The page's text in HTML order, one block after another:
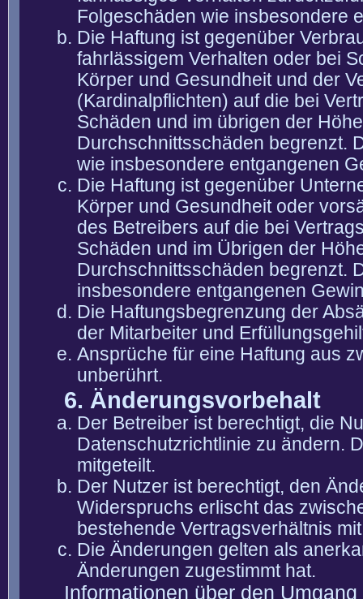
Folgeschäden wie insbesondere
Die Haftung ist gegenüber
fahrlässigem Verhalten oder bei
Körper und Gesundheit und der
(Kardinalpflichten) auf die bei
Schäden und im übrigen der
Durchschnittsschäden begrenzt.
wie insbesondere entgangenen
Die Haftung ist gegenüber
Körper und Gesundheit oder
des Betreibers auf die bei
Schäden und im Übrigen der
Durchschnittsschäden begrenzt.
insbesondere entgangenen
Die Haftungsbegrenzung der
der Mitarbeiter und
Ansprüche für eine Haftung aus
unberührt.
6. Änderungsvorbehalt
Der Betreiber ist berechtigt, die
Datenschutzrichtlinie zu ändern.
mitgeteilt.
Der Nutzer ist berechtigt, den
Widerspruchs erlischt das
bestehende Vertragsverhältnis
Die Änderungen gelten als
Änderungen zugestimmt hat.
Informationen über den